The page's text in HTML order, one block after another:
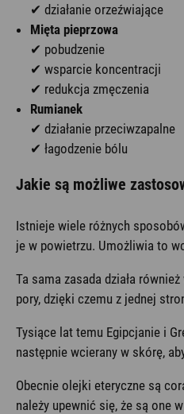
✔ działanie orzeźwiające
Mięta pieprzowa
✔ pobudzenie
✔ wsparcie koncentracji
✔ redukcja zmęczenia
Rumianek
✔ działanie przeciwzapalne
✔ łagodzenie bólu
Jakie są możliwe
Istnieje wiele różnych
je w powietrzu. Umożliwia to
Ta sama zasada działa
pory, dzięki czemu z jednej
Tysiące lat temu Egipcjanie i
następnie wcierany w skórę,
Obecnie olejki eteryczne są
należy upewnić się, że są one